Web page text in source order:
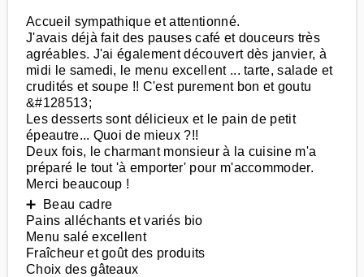
Accueil sympathique et attentionné.
J'avais déjà fait des pauses café et douceurs très
agréables. J'ai également découvert dès janvier, à
midi le samedi, le menu excellent ... tarte, salade et
crudités et soupe !! C'est purement bon et goutu
&#128513;
Les desserts sont délicieux et le pain de petit
épeautre... Quoi de mieux ?!!
Deux fois, le charmant monsieur à la cuisine m'a
préparé le tout 'à emporter' pour m'accommoder.
Merci beaucoup !
➕ Beau cadre
Pains alléchants et variés bio
Menu salé excellent
Fraîcheur et goût des produits
Choix des gâteaux